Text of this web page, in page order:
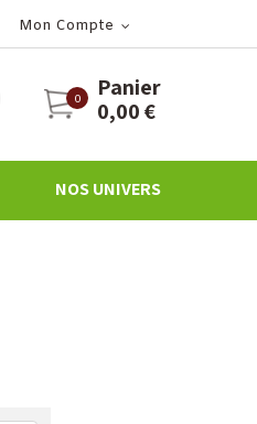
Mon Compte
0
Panier
0,00 €
NOS UNIVERS